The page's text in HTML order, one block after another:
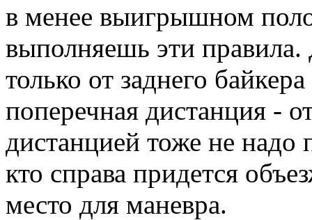
в менее выигрышном
выполняешь эти правила.
только от заднего
поперечная дистанция -
дистанцией тоже не надо
кто справа придется
место для маневра.